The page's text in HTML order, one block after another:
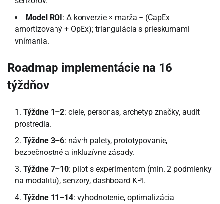
Model ROI: Δ konverzie × marža − (CapEx
amortizovaný + OpEx); triangulácia s prieskumami
vnímania.
Roadmap implementácie na 16
týždňov
Týždne 1–2: ciele, personas, archetyp značky, audit
prostredia.
Týždne 3–6: návrh palety, prototypovanie,
bezpečnostné a inkluzívne zásady.
Týždne 7–10: pilot s experimentom (min. 2 podmienky
na modalitu), senzory, dashboard KPI.
Týždne 11–14: vyhodnotenie, optimalizácia